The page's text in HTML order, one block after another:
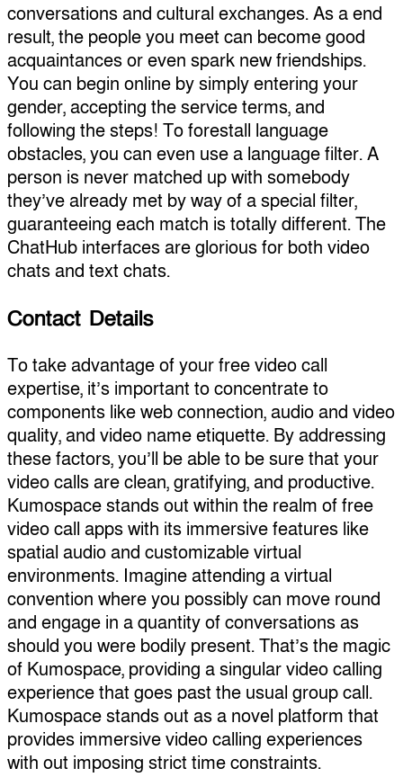
conversations and cultural exchanges. As a end
result, the people you meet can become good
acquaintances or even spark new friendships.
You can begin online by simply entering your
gender, accepting the service terms, and
following the steps! To forestall language
obstacles, you can even use a language filter. A
person is never matched up with somebody
they’ve already met by way of a special filter,
guaranteeing each match is totally different. The
ChatHub interfaces are glorious for both video
chats and text chats.
Contact Details
To take advantage of your free video call
expertise, it’s important to concentrate to
components like web connection, audio and video
quality, and video name etiquette. By addressing
these factors, you’ll be able to be sure that your
video calls are clean, gratifying, and productive.
Kumospace stands out within the realm of free
video call apps with its immersive features like
spatial audio and customizable virtual
environments. Imagine attending a virtual
convention where you possibly can move round
and engage in a quantity of conversations as
should you were bodily present. That’s the magic
of Kumospace, providing a singular video calling
experience that goes past the usual group call.
Kumospace stands out as a novel platform that
provides immersive video calling experiences
with out imposing strict time constraints.